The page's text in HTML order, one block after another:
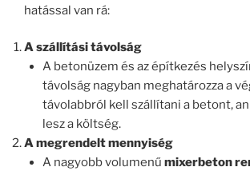
hatással van rá:
A szállítási távolság
A betonüzem és az építkezés
távolság nagyban meghatározza a
távolabbról kell szállítani a betont,
lesz a költség.
A megrendelt mennyiség
A nagyobb volumenű mixerbeton